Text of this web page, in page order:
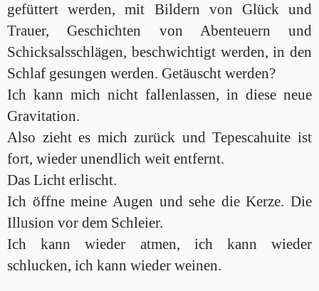
gefüttert werden, mit Bildern von Glück und
Trauer, Geschichten von Abenteuern und
Schicksalsschlägen, beschwichtigt werden, in den
Schlaf gesungen werden. Getäuscht werden?
Ich kann mich nicht fallenlassen, in diese neue
Gravitation.
Also zieht es mich zurück und Tepescahuite ist
fort, wieder unendlich weit entfernt.
Das Licht erlischt.
Ich öffne meine Augen und sehe die Kerze. Die
Illusion vor dem Schleier.
Ich kann wieder atmen, ich kann wieder
schlucken, ich kann wieder weinen.